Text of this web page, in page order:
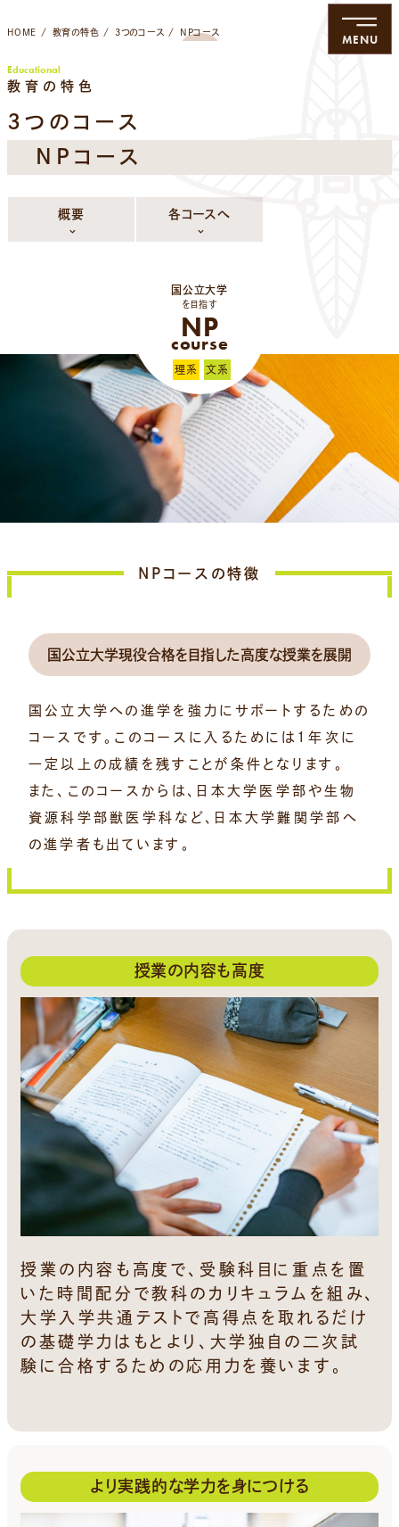
MENU
HOME 教育の特色 3つのコース NPコース
Educational
教育の特色
3つのコース
NPコース
概要 各コースへ
国公立大学
を目指す
NP
course
理系 文系
NPコースの特徴
国公立大学現役合格を目指した高度な授業を展開
国公立大学への進学を強力にサポートするための
コースです。このコースに入るためには1年次に
一定以上の成績を残すことが条件となります。
また、このコースからは、日本大学医学部や生物
資源科学部獣医学科など、日本大学難関学部へ
の進学者も出ています。
授業の内容も高度
授業の内容も高度で、受験科目に重点を置
いた時間配分で教科のカリキュラムを組み、
大学入学共通テストで高得点を取れるだけ
の基礎学力はもとより、大学独自の二次試
験に合格するための応用力を養います。
より実践的な学力を身につける